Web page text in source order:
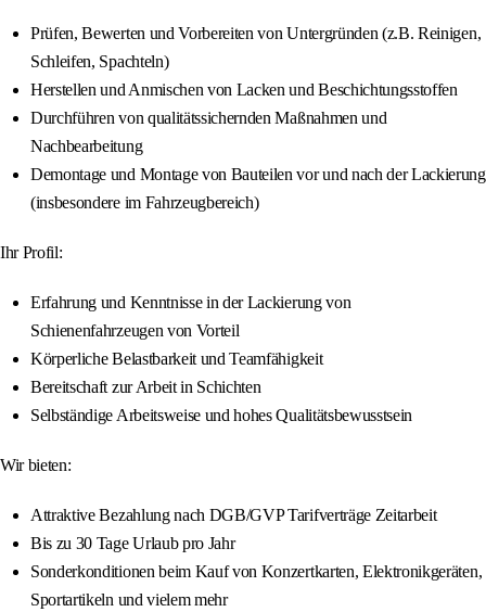
Prüfen, Bewerten und Vorbereiten von Untergründen (z.B. Reinigen,
Schleifen, Spachteln)
Herstellen und Anmischen von Lacken und Beschichtungsstoffen
Durchführen von qualitätssichernden Maßnahmen und
Nachbearbeitung
Demontage und Montage von Bauteilen vor und nach der Lackierung
(insbesondere im Fahrzeugbereich)
Ihr Profil:
Erfahrung und Kenntnisse in der Lackierung von
Schienenfahrzeugen von Vorteil
Körperliche Belastbarkeit und Teamfähigkeit
Bereitschaft zur Arbeit in Schichten
Selbständige Arbeitsweise und hohes Qualitätsbewusstsein
Wir bieten:
Attraktive Bezahlung nach DGB/GVP Tarifverträge Zeitarbeit
Bis zu 30 Tage Urlaub pro Jahr
Sonderkonditionen beim Kauf von Konzertkarten, Elektronikgeräten,
Sportartikeln und vielem mehr